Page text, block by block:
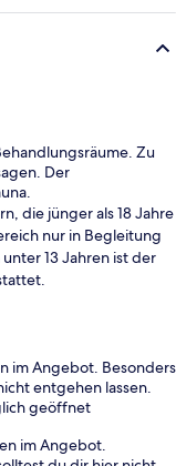
Zu
Der
die jünger als 18 Jahre
nur in Begleitung
13 Jahren ist der
im Angebot. Besonders
entgehen lassen.
geöffnet
im Angebot.